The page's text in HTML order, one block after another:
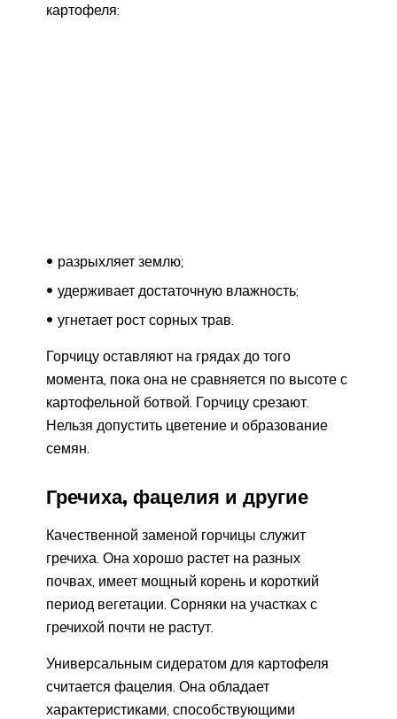
картофеля:
разрыхляет землю;
удерживает достаточную влажность;
угнетает рост сорных трав.
Горчицу оставляют на грядах до того
момента, пока она не сравняется по высоте с
картофельной ботвой. Горчицу срезают.
Нельзя допустить цветение и образование
семян.
Гречиха, фацелия и другие
Качественной заменой горчицы служит
гречиха. Она хорошо растет на разных
почвах, имеет мощный корень и короткий
период вегетации. Сорняки на участках с
гречихой почти не растут.
Универсальным сидератом для картофеля
считается фацелия. Она обладает
характеристиками, способствующими